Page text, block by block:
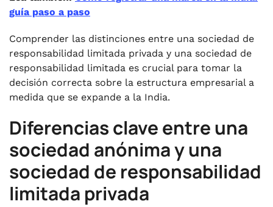
guía paso a paso
Comprender las distinciones entre una sociedad de
responsabilidad limitada privada y una sociedad de
responsabilidad limitada es crucial para tomar la
decisión correcta sobre la estructura empresarial a
medida que se expande a la India.
Diferencias clave entre una
sociedad anónima y una
sociedad de responsabilidad
limitada privada